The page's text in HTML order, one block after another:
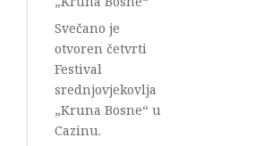
Svečano je
otvoren četvrti
Festival
srednjovjekovlja
„Kruna Bosne“ u
Cazinu.